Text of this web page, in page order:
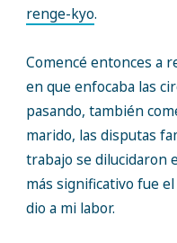
renge-kyo.
Comencé entonces a
en que enfocaba las
pasando, también
marido, las disputas
trabajo se dilucidaron
más significativo fue
dio a mi labor.